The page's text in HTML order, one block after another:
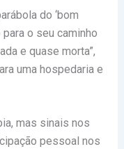
do ‘bom
o seu caminho
e quase morta”,
uma hospedaria e
mas sinais nos
pessoal nos